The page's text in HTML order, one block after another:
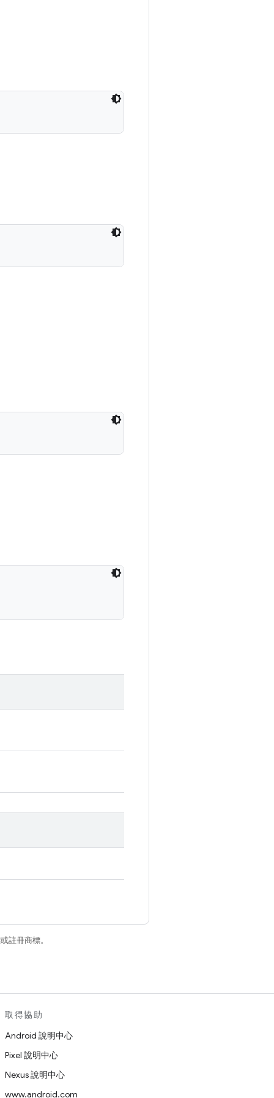
註冊商標。
取得協助
Android 說明中心
Pixel 說明中心
Nexus 說明中心
www.android.com